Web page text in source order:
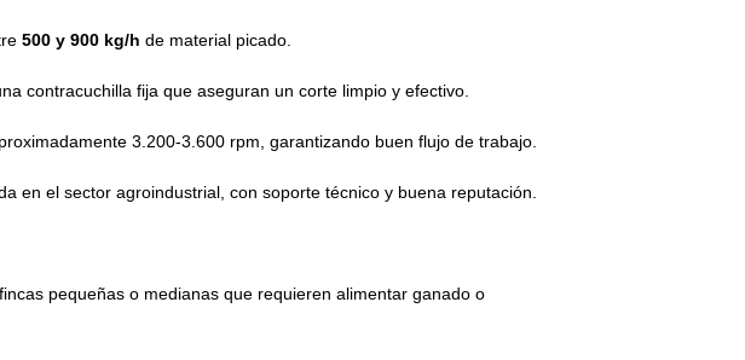
500 y 900 kg/h de material picado.
contracuchilla fija que aseguran un corte limpio y efectivo.
3.200-3.600 rpm, garantizando buen flujo de trabajo.
en el sector agroindustrial, con soporte técnico y buena reputación.
pequeñas o medianas que requieren alimentar ganado o